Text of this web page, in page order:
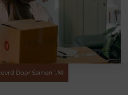
Door Samen 1.nl